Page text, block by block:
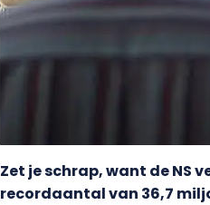
Zet je schrap, want de NS
recordaantal van 36,7